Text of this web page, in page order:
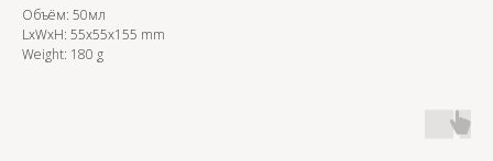
Объём: 50мл
LxWxH: 55x55x155 mm
Weight: 180 g